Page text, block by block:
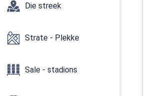
Die streek
Strate - Plekke
Sale - stadions